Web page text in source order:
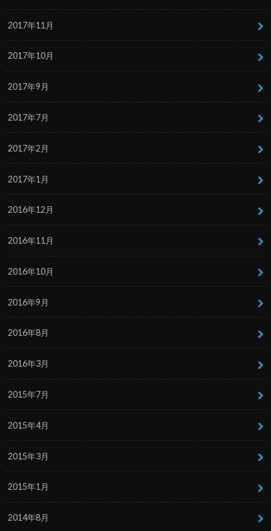
2017年11月
2017年10月
2017年9月
2017年7月
2017年2月
2017年1月
2016年12月
2016年11月
2016年10月
2016年9月
2016年8月
2016年3月
2015年7月
2015年4月
2015年3月
2015年1月
2014年8月